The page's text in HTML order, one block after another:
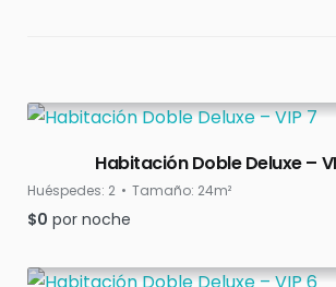
Habitación Doble Deluxe –
Huéspedes: 2 Tamaño: 24m²
$0 por noche